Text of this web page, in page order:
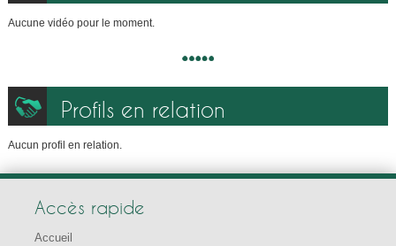
Aucune vidéo pour le moment.
Profils en relation
Aucun profil en relation.
Accès rapide
Accueil